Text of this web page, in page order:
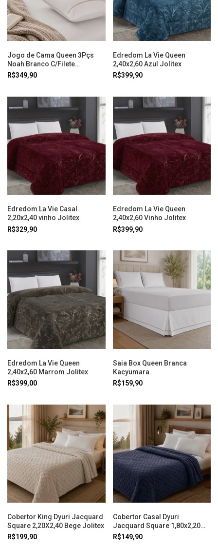
Jogo de Cama Queen 3Pçs
Noah Branco C/Filete
Caramelo Karsten
R$349,90
Edredom La Vie Queen
2,40x2,60 Azul Jolitex
R$399,90
Edredom La Vie Casal
2,20x2,40 vinho Jolitex
R$329,90
Edredom La Vie Queen
2,40x2,60 Vinho Jolitex
R$399,90
Edredom La Vie Queen
2,40x2,60 Marrom Jolitex
R$399,00
Saia Box Queen Branca
Kacyumara
R$159,90
Cobertor King Dyuri Jacquard
Square 2,20X2,40 Bege Jolitex
R$199,90
Cobertor Casal Dyuri
Jacquard Square 1,80x2,20
Jolitex
R$149,90